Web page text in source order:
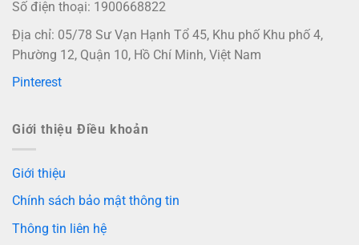
Số điện thoại: 1900668822
Địa chỉ: 05/78 Sư Vạn Hạnh Tổ 45, Khu phố Khu phố 4,
Phường 12, Quận 10, Hồ Chí Minh, Việt Nam
Pinterest
Giới thiệu Điều khoản
Giới thiệu
Chính sách bảo mật thông tin
Thông tin liên hệ